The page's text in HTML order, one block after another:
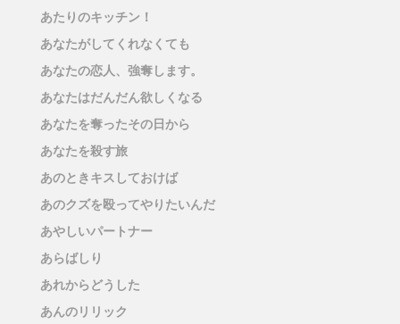
あたりのキッチン！
あなたがしてくれなくても
あなたの恋人、強奪します。
あなたはだんだん欲しくなる
あなたを奪ったその日から
あなたを殺す旅
あのときキスしておけば
あのクズを殴ってやりたいんだ
あやしいパートナー
あらばしり
あれからどうした
あんのリリック